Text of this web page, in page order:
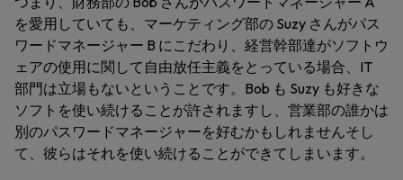
を愛用していても、マーケティング部の Suzy さんがパス
ワードマネージャー B にこだわり、経営幹部達がソフトウ
ェアの使用に関して自由放任主義をとっている場合、IT
部門は立場もないということです。Bob も Suzy も好きな
ソフトを使い続けることが許されますし、営業部の誰かは
別のパスワードマネージャーを好むかもしれませんそし
て、彼らはそれを使い続けることができてしまいます。